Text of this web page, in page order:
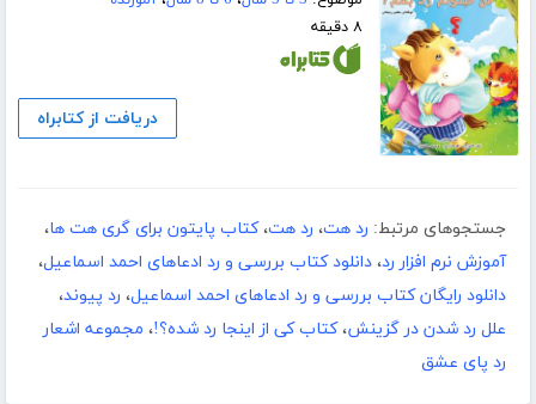
۸ دقیقه
دریافت از کتابراه
جستجوهای مرتبط: رد هت، رد هت،کتاب پایتون برای گری هت ها،
آموزش نرم افزار رد، دانلود کتاب بررسی و رد ادعاهای احمد اسماعیل،
دانلود رایگان کتاب بررسی و رد ادعاهای احمد اسماعیل، رد پیوند،
علل رد شدن در گزینش،کتاب کی از اینجا رد شده؟!، مجموعه اشعار
رد پای عشق